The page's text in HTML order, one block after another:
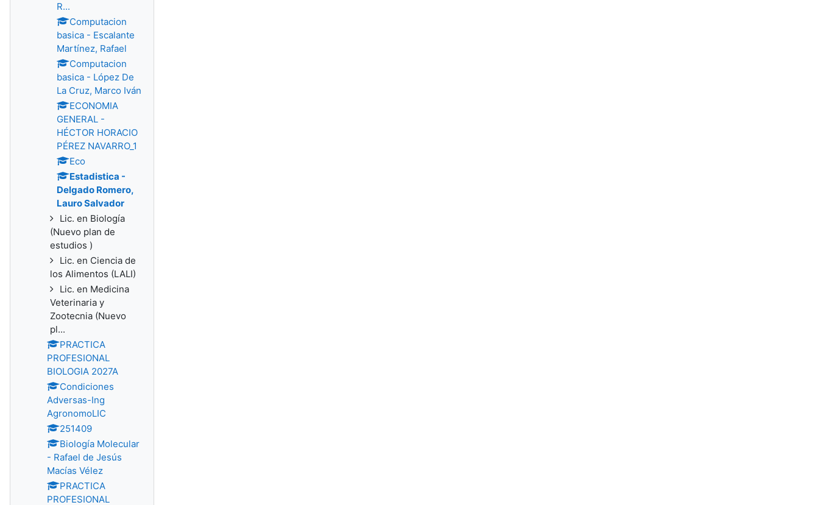
R...
Computacion
basica - Escalante
Martínez, Rafael
Computacion
basica - López De
La Cruz, Marco Iván
ECONOMIA
GENERAL -
HÉCTOR HORACIO
PÉREZ NAVARRO_1
Eco
Estadistica -
Delgado Romero,
Lauro Salvador
Lic. en Biología
(Nuevo plan de
estudios )
Lic. en Ciencia de
los Alimentos (LALI)
Lic. en Medicina
Veterinaria y
Zootecnia (Nuevo
pl...
PRACTICA
PROFESIONAL
BIOLOGIA 2027A
Condiciones
Adversas-Ing
AgronomoLIC
251409
Biología Molecular
- Rafael de Jesús
Macías Vélez
PRACTICA
PROFESIONAL